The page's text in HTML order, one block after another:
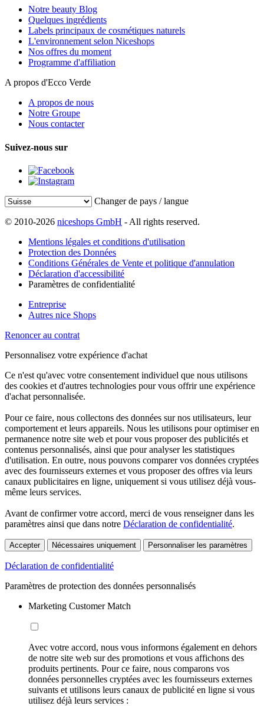
Notre beauty Blog
Quelques ingrédients
Labels principaux de cosmétiques naturels
L'environnement selon Niceshops
Nos offres du moment
Programme d'affiliation
A propos d'Ecco Verde
A propos de nous
Notre Groupe
Nous contacter
Suivez-nous sur
Changer de pays / langue
© 2010-2026 niceshops GmbH - All rights reserved.
Mentions légales et conditions d'utilisation
Protection des Données
Conditions Générales de Vente et politique d'annulation
Déclaration d'accessibilité
Paramètres de confidentialité
Entreprise
Autres nice Shops
Renoncer au contrat
Personnalisez votre expérience d'achat
Ce n'est qu'avec votre consentement individuel que nous utilisons
des cookies et d'autres technologies pour vous offrir une expérience
d'achat personnalisée.
Pour ce faire, nous collectons des données sur nos utilisateurs, leur
comportement et leurs appareils. Nous les utilisons pour optimiser en
permanence notre site web et pour vous proposer des publicités et
contenus personnalisés, ainsi que pour analyser les statistiques
d'utilisation. En outre, nous pouvons comparer vos données cryptées
avec des fournisseurs externes et vous proposer des offres via leurs
canaux publicitaires en ligne, uniquement si vous utilisez déjà vous-
même leurs services.
Avant de confirmer votre accord, merci de vous renseigner dans les
paramètres ainsi que dans notre Déclaration de confidentialité.
Accepter Nécessaires uniquement Personnaliser les paramètres
Déclaration de confidentialité
Paramètres de protection des données personnalisés
Marketing Customer Match
Avec votre accord, nous vous informons également en dehors
de notre site web sur des promotions et vous affichons des
produits pertinents. Pour ce faire, nous comparons vos
données personnelles cryptées avec les fournisseurs externes
suivants et utilisons leurs canaux de publicité en ligne si vous
utilisez déjà leurs services :